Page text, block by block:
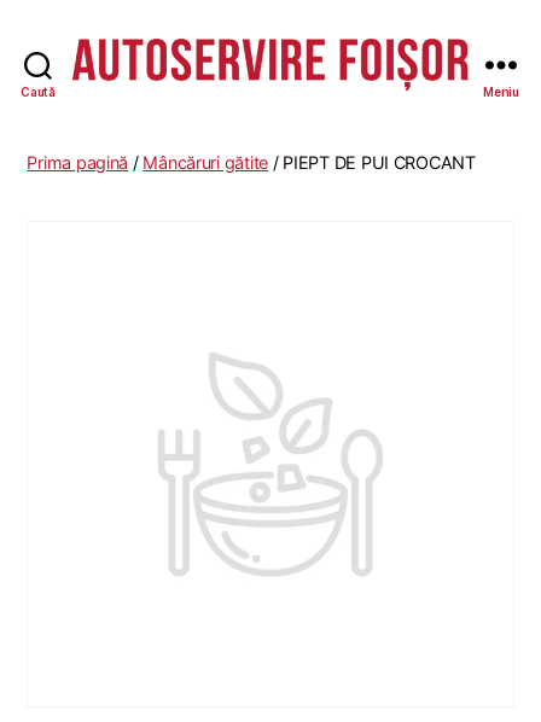
Caută
-
Meniu
Prima pagină / Mâncăruri gătite / PIEPT DE PUI CROCANT